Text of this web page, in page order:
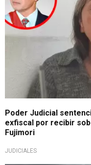
Poder Judicial
exfiscal por recibir
Fujimori
JUDICIALES